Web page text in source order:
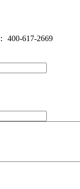
400-617-2669